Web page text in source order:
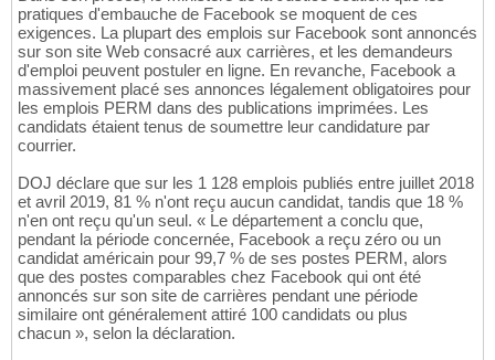
pratiques d'embauche de Facebook se moquent de ces
exigences. La plupart des emplois sur Facebook sont annoncés
sur son site Web consacré aux carrières, et les demandeurs
d'emploi peuvent postuler en ligne. En revanche, Facebook a
massivement placé ses annonces légalement obligatoires pour
les emplois PERM dans des publications imprimées. Les
candidats étaient tenus de soumettre leur candidature par
courrier.
DOJ déclare que sur les 1 128 emplois publiés entre juillet 2018
et avril 2019, 81 % n'ont reçu aucun candidat, tandis que 18 %
n'en ont reçu qu'un seul. « Le département a conclu que,
pendant la période concernée, Facebook a reçu zéro ou un
candidat américain pour 99,7 % de ses postes PERM, alors
que des postes comparables chez Facebook qui ont été
annoncés sur son site de carrières pendant une période
similaire ont généralement attiré 100 candidats ou plus
chacun », selon la déclaration.